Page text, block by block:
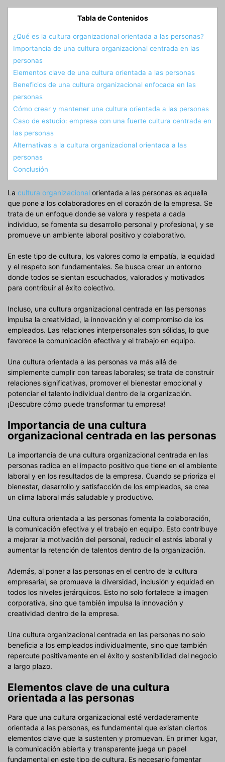
Tabla de Contenidos
¿Qué es la cultura organizacional orientada a las personas?
Importancia de una cultura organizacional centrada en las
personas
Elementos clave de una cultura orientada a las personas
Beneficios de una cultura organizacional enfocada en las
personas
Cómo crear y mantener una cultura orientada a las personas
Caso de estudio: empresa con una fuerte cultura centrada en
las personas
Alternativas a la cultura organizacional orientada a las
personas
Conclusión
La cultura organizacional orientada a las personas es aquella
que pone a los colaboradores en el corazón de la empresa. Se
trata de un enfoque donde se valora y respeta a cada
individuo, se fomenta su desarrollo personal y profesional, y se
promueve un ambiente laboral positivo y colaborativo.
En este tipo de cultura, los valores como la empatía, la equidad
y el respeto son fundamentales. Se busca crear un entorno
donde todos se sientan escuchados, valorados y motivados
para contribuir al éxito colectivo.
Incluso, una cultura organizacional centrada en las personas
impulsa la creatividad, la innovación y el compromiso de los
empleados. Las relaciones interpersonales son sólidas, lo que
favorece la comunicación efectiva y el trabajo en equipo.
Una cultura orientada a las personas va más allá de
simplemente cumplir con tareas laborales; se trata de construir
relaciones significativas, promover el bienestar emocional y
potenciar el talento individual dentro de la organización.
¡Descubre cómo puede transformar tu empresa!
Importancia de una cultura
organizacional centrada en las personas
La importancia de una cultura organizacional centrada en las
personas radica en el impacto positivo que tiene en el ambiente
laboral y en los resultados de la empresa. Cuando se prioriza el
bienestar, desarrollo y satisfacción de los empleados, se crea
un clima laboral más saludable y productivo.
Una cultura orientada a las personas fomenta la colaboración,
la comunicación efectiva y el trabajo en equipo. Esto contribuye
a mejorar la motivación del personal, reducir el estrés laboral y
aumentar la retención de talentos dentro de la organización.
Además, al poner a las personas en el centro de la cultura
empresarial, se promueve la diversidad, inclusión y equidad en
todos los niveles jerárquicos. Esto no solo fortalece la imagen
corporativa, sino que también impulsa la innovación y
creatividad dentro de la empresa.
Una cultura organizacional centrada en las personas no solo
beneficia a los empleados individualmente, sino que también
repercute positivamente en el éxito y sostenibilidad del negocio
a largo plazo.
Elementos clave de una cultura
orientada a las personas
Para que una cultura organizacional esté verdaderamente
orientada a las personas, es fundamental que existan ciertos
elementos clave que la sustenten y promuevan. En primer lugar,
la comunicación abierta y transparente juega un papel
fundamental en este tipo de cultura. Es necesario fomentar